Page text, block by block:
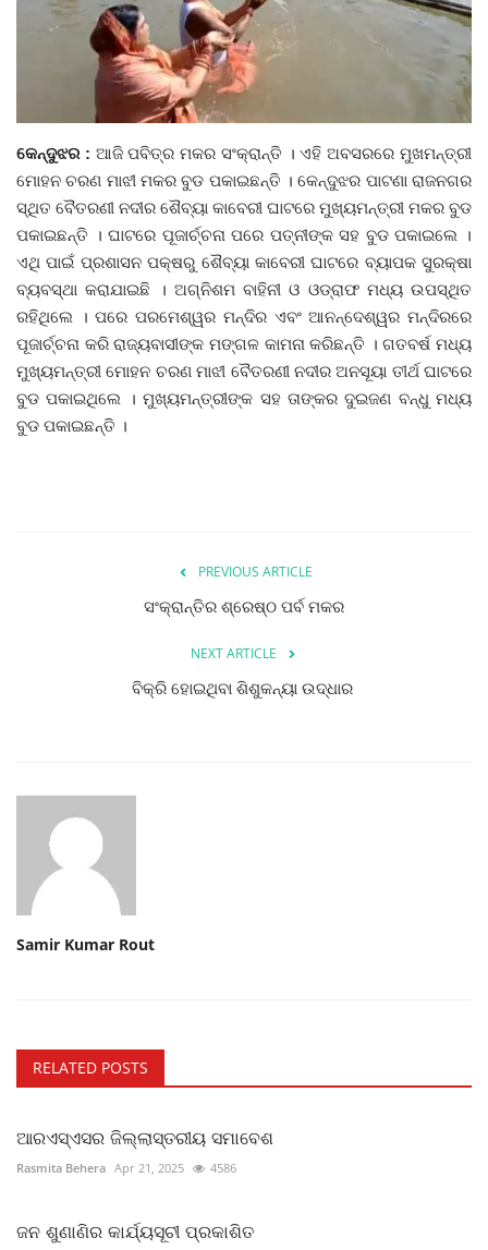
ଦେଶ ବିଦେଶ
ପ୍ରଶାସନ ଖବର
ଜିଲ୍ଲା
ଆପଣଙ୍କ କଲମରୁ
ମହାନଗର
ଅପରାଧ
ଖେଳ ଖବର
ବିଶେଷ
କେନ୍ଦୁଝର : ଆଜି ପବିତ୍ର ମକର ସଂକ୍ରାନ୍ତି । ଏହି ଅବସରରେ ମୁଖମନ୍ତ୍ରୀ
ମୋହନ ଚରଣ ମାଝୀ ମକର ବୁଡ ପକାଇଛନ୍ତି । କେନ୍ଦୁଝର ପାଟଣା ରାଜନଗର
ସ୍ଥିତ ବୈତରଣୀ ନଦୀର ଶୈବ୍ୟା କାବେରୀ ଘାଟରେ ମୁଖ୍ୟମନ୍ତ୍ରୀ ମକର ବୁଡ
ପକାଇଛନ୍ତି । ଘାଟରେ ପୂଜାର୍ଚ୍ଚନା ପରେ ପତ୍ନୀଙ୍କ ସହ ବୁଡ ପକାଇଲେ ।
ଏଥି ପାଇଁ ପ୍ରଶାସନ ପକ୍ଷରୁ ଶୈବ୍ୟା କାବେରୀ ଘାଟରେ ବ୍ୟାପକ ସୁରକ୍ଷା
ବ୍ୟବସ୍ଥା କରାଯାଇଛି । ଅଗ୍ନିଶମ ବାହିନୀ ଓ ଓଡ୍ରାଫ ମଧ୍ୟ ଉପସ୍ଥିତ
ରହିଥିଲେ । ପରେ ପରମେଶ୍ୱର ମନ୍ଦିର ଏବଂ ଆନନ୍ଦେଶ୍ୱର ମନ୍ଦିରରେ
ପୂଜାର୍ଚ୍ଚନା କରି ରାଜ୍ୟବାସୀଙ୍କ ମଙ୍ଗଳ କାମନା କରିଛନ୍ତି । ଗତବର୍ଷ ମଧ୍ୟ
ମୁଖ୍ୟମନ୍ତ୍ରୀ ମୋହନ ଚରଣ ମାଝୀ ବୈତରଣୀ ନଦୀର ଅନସୂୟା ତୀର୍ଥ ଘାଟରେ
ବୁଡ ପକାଇଥିଲେ । ମୁଖ୍ୟମନ୍ତ୍ରୀଙ୍କ ସହ ତାଙ୍କର ଦୁଇଜଣ ବନ୍ଧୁ ମଧ୍ୟ
ବୁଡ ପକାଇଛନ୍ତି ।
PREVIOUS ARTICLE
ସଂକ୍ରାନ୍ତିର ଶ୍ରେଷ୍ଠ ପର୍ବ ମକର
NEXT ARTICLE
ବିକ୍ରି ହୋଇଥିବା ଶିଶୁକନ୍ୟା ଉଦ୍ଧାର
Samir Kumar Rout
RELATED POSTS
ଆରଏସ୍ଏସର ଜିଲ୍ଲାସ୍ତରୀୟ ସମାବେଶ
Rasmita Behera Apr 21, 2025 4586
ଜନ ଶୁଣାଣିର କାର୍ଯ୍ୟସୂଚୀ ପ୍ରକାଶିତ